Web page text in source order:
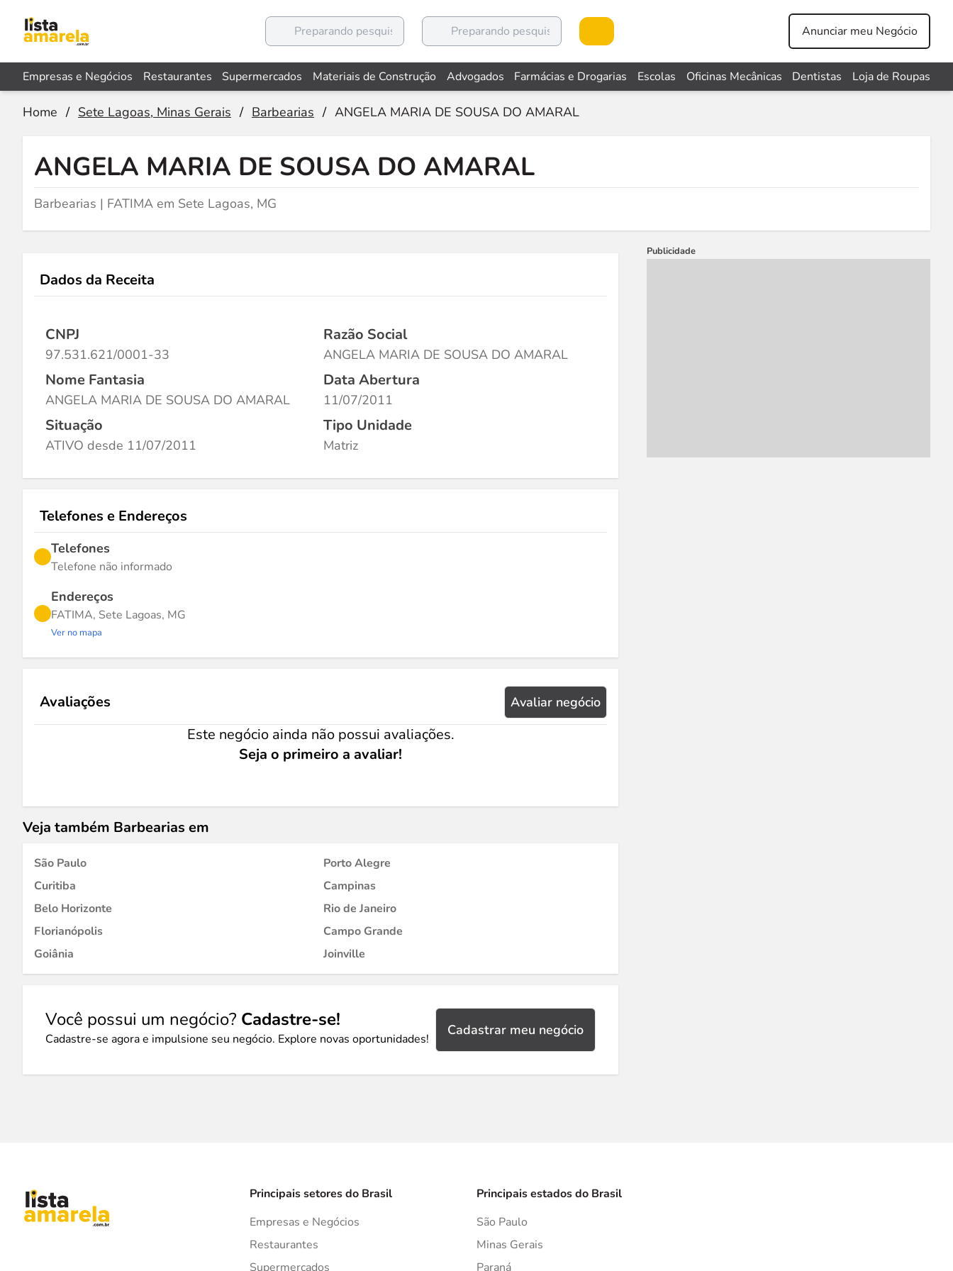
Anunciar meu Negócio
Empresas e Negócios Restaurantes Supermercados Materiais de Construção Advogados Farmácias e Drogarias Escolas Oficinas Mecânicas Dentistas Loja de Roupas
Home / Sete Lagoas, Minas Gerais / Barbearias / ANGELA MARIA DE SOUSA DO AMARAL
ANGELA MARIA DE SOUSA DO AMARAL
Barbearias | FATIMA em Sete Lagoas, MG
Dados da Receita
CNPJ
97.531.621/0001-33
Razão Social
ANGELA MARIA DE SOUSA DO AMARAL
Nome Fantasia
ANGELA MARIA DE SOUSA DO AMARAL
Data Abertura
11/07/2011
Situação
ATIVO desde 11/07/2011
Tipo Unidade
Matriz
Telefones e Endereços
Telefones
Telefone não informado
Endereços
FATIMA, Sete Lagoas, MG
Ver no mapa
Avaliações Avaliar negócio
Este negócio ainda não possui avaliações.
Seja o primeiro a avaliar!
Veja também Barbearias em
São Paulo
Porto Alegre
Curitiba
Campinas
Belo Horizonte
Rio de Janeiro
Florianópolis
Campo Grande
Goiânia
Joinville
Você possui um negócio? Cadastre-se!
Cadastre-se agora e impulsione seu negócio. Explore novas oportunidades!
Cadastrar meu negócio
Publicidade
Principais setores do Brasil
Empresas e Negócios
Restaurantes
Supermercados
Principais estados do Brasil
São Paulo
Minas Gerais
Paraná